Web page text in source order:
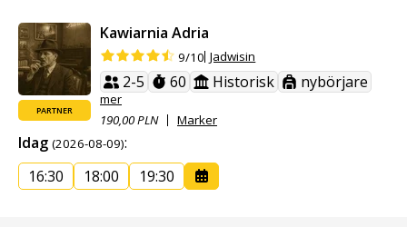
PARTNER
Kawiarnia Adria
9/10 Jadwisin
2-5 60 Historisk nybörjare
mer
190,00 PLN
Marker
Idag (2026-08-09):
16:30
18:00 19:30